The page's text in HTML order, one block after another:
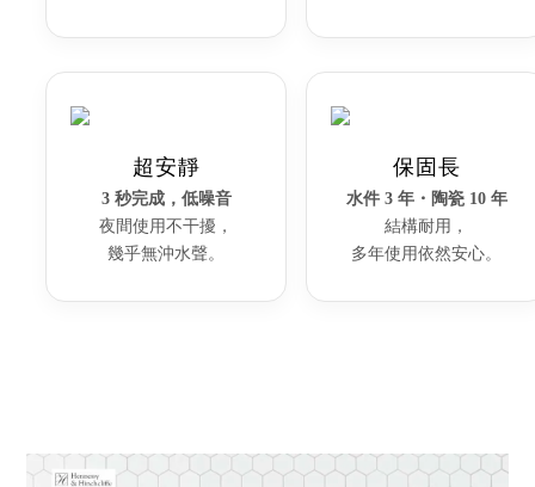
超安靜
3 秒完成，低噪音
夜間使用不干擾，
幾乎無沖水聲。
保固長
水件 3 年・陶瓷 10 年
結構耐用，
多年使用依然安心。